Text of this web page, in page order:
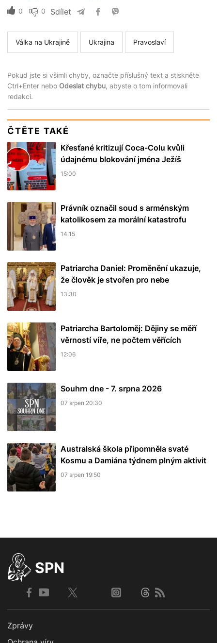
0 0 Sdílet
Válka na Ukrajině Ukrajina Pravoslaví
Pokud jste si všimli chyby, označte příslušný text a stiskněte
Ctrl+Enter nebo Odeslat chybu, abyste o tom informovali
redakci.
ČTĚTE TAKÉ
Křesťané kritizují Coca-Colu kvůli
údajnému blokování jména Ježíš
15:00
Právník označil soud s arménským
katolikosem za morální katastrofu
14:15
Patriarcha Daniel: Proměnění ukazuje,
že člověk je stvořen pro nebe
13:30
Patriarcha Bartoloměj: Dějiny se měří
věrností víře, ne počtem věřících
12:06
Souhrn dne - 7. srpna 2026
07 srpen 20:30
Australská škola připomněla svaté
Kosmu a Damiána týdnem plným aktivit
07 srpen 19:50
SPN
Zprávy